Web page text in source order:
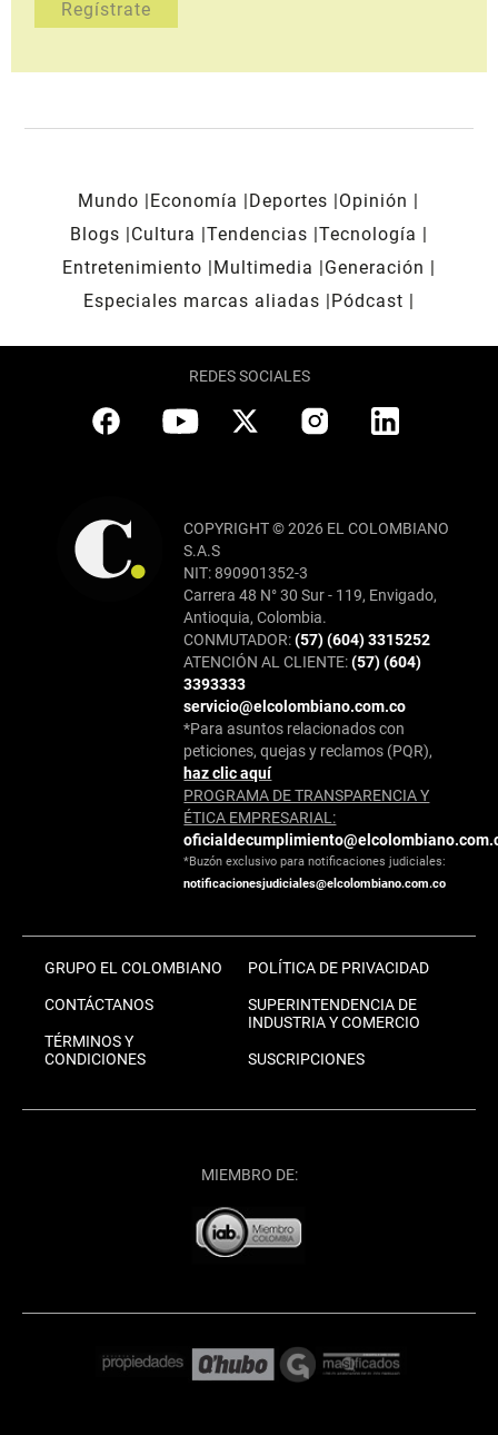
Mundo Economía Deportes
Opinión
Blogs
Cultura Tendencias Tecnología
Entretenimiento
Multimedia
Generación
Especiales marcas aliadas
Pódcast
REDES SOCIALES
COPYRIGHT © 2026 EL COLOMBIANO
S.A.S
NIT: 890901352-3
Carrera 48 N° 30 Sur - 119, Envigado,
Antioquia, Colombia.
CONMUTADOR:(57) (604) 3315252
ATENCIÓN AL CLIENTE:(57) (604)
3393333
servicio@elcolombiano.com.co
*Para asuntos relacionados con
peticiones, quejas y reclamos (PQR),
haz clic aquí
PROGRAMA DE TRANSPARENCIA Y
ÉTICA EMPRESARIAL:
*Buzón exclusivo para notificaciones judiciales:
notificacionesjudiciales@elcolombiano.com.co
GRUPO EL COLOMBIANO
CONTÁCTANOS
TÉRMINOS Y
CONDICIONES
POLÍTICA DE PRIVACIDAD
SUPERINTENDENCIA DE
INDUSTRIA Y COMERCIO
SUSCRIPCIONES
MIEMBRO DE: